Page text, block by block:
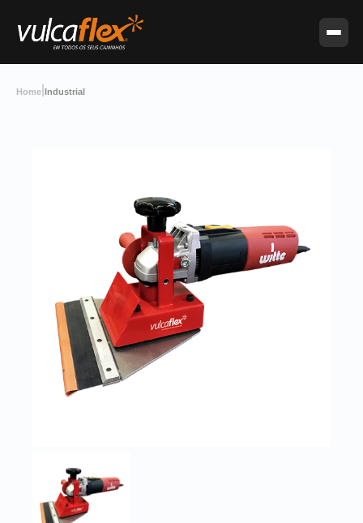
Home Industrial